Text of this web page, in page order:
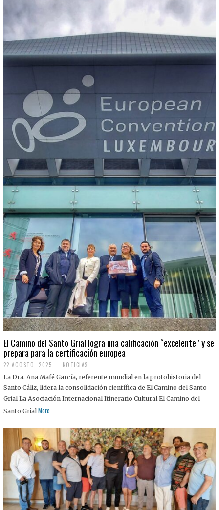
El Camino del Santo Grial logra una calificación “excelente” y se
prepara para la certificación europea
22 AGOSTO, 2025
2
A
G
O
S
2
5
NOTICIAS
La Dra. Ana Mafé García, referente mundial en la protohistoria del
Santo Cáliz, lidera la consolidación científica de El Camino del Santo
Grial La Asociación Internacional Itinerario Cultural El Camino del
Santo Grial More